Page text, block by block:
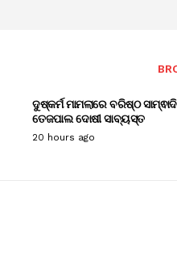
ଦୁଷ୍କର୍ମ ମାମଲାରେ ବରିଷ୍ଠ
ତେଜପାଲ ଦୋଷୀ ସାବ୍ୟସ୍ତ
20 hours ago